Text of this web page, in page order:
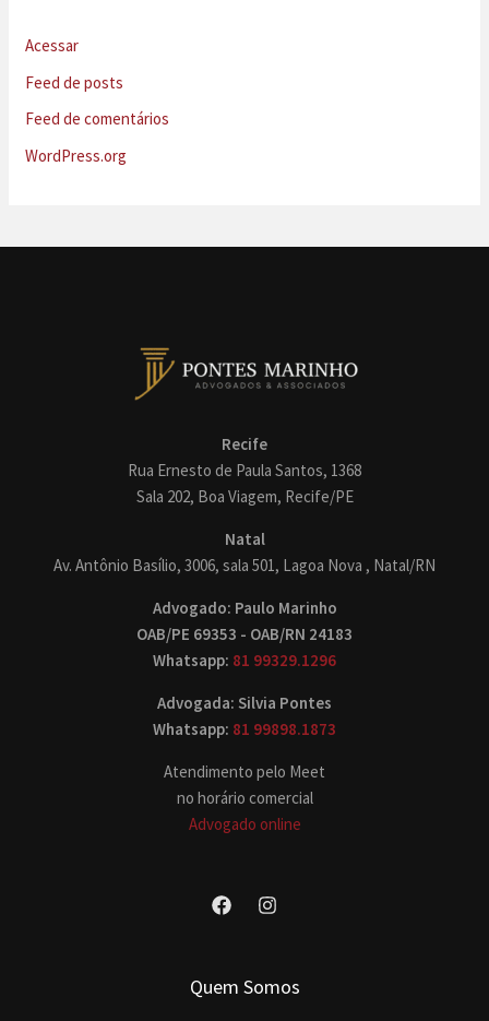
Acessar
Feed de posts
Feed de comentários
WordPress.org
Recife
Rua Ernesto de Paula Santos, 1368
Sala 202, Boa Viagem, Recife/PE
Natal
Av. Antônio Basílio, 3006, sala 501, Lagoa Nova , Natal/RN
Advogado: Paulo Marinho
OAB/PE 69353 - OAB/RN 24183
Whatsapp: 81 99329.1296
Advogada: Silvia Pontes
Whatsapp: 81 99898.1873
Atendimento pelo Meet
no horário comercial
Advogado online
Quem Somos